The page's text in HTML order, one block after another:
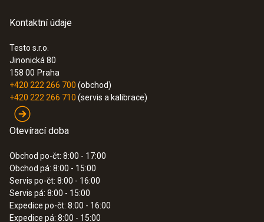
Kontaktní údaje
Testo s.r.o.
Jinonická 80
158 00 Praha
+420 222 266 700 (obchod)
+420 222 266 710 (servis a kalibrace)
Otevírací doba
Obchod po-čt: 8:00 - 17:00
Obchod pá: 8:00 - 15:00
Servis po-čt: 8:00 - 16:00
Servis pá: 8:00 - 15:00
Expedice po-čt: 8:00 - 16:00
Expedice pá: 8:00 - 15:00